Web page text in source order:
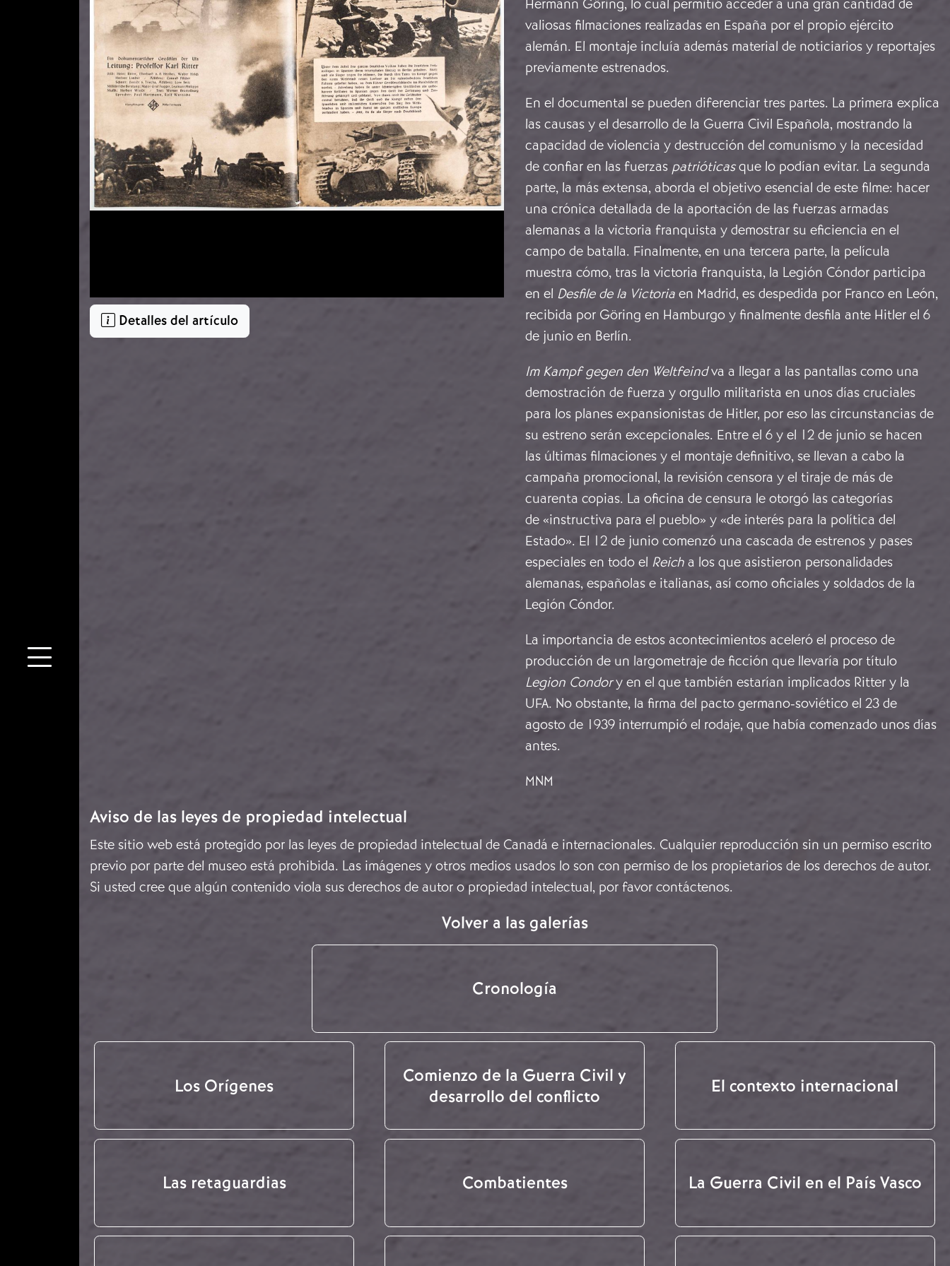
Detalles del artículo
Hermann Göring, lo cual permitió acceder a una gran cantidad de
valiosas filmaciones realizadas en España por el propio ejército
alemán. El montaje incluía además material de noticiarios y reportajes
previamente estrenados.
En el documental se pueden diferenciar tres partes. La primera explica
las causas y el desarrollo de la Guerra Civil Española, mostrando la
capacidad de violencia y destrucción del comunismo y la necesidad
de confiar en las fuerzas patrióticasque lo podían evitar. La segunda
parte, la más extensa, aborda el objetivo esencial de este filme: hacer
una crónica detallada de la aportación de las fuerzas armadas
alemanas a la victoria franquista y demostrar su eficiencia en el
campo de batalla. Finalmente, en una tercera parte, la película
muestra cómo, tras la victoria franquista, la Legión Cóndor participa
en el Desfile de la Victoria en Madrid, es despedida por Franco en León,
recibida por Göring en Hamburgo y finalmente desfila ante Hitler el 6
de junio en Berlín.
Im Kampf gegen den Weltfeindva a llegar a las pantallas como una
demostración de fuerza y orgullo militarista en unos días cruciales
para los planes expansionistas de Hitler, por eso las circunstancias de
su estreno serán excepcionales. Entre el 6 y el 12 de junio se hacen
las últimas filmaciones y el montaje definitivo, se llevan a cabo la
campaña promocional, la revisión censora y el tiraje de más de
cuarenta copias. La oficina de censura le otorgó las categorías
de «instructiva para el pueblo» y «de interés para la política del
Estado». El 12 de junio comenzó una cascada de estrenos y pases
especiales en todo el Reich a los que asistieron personalidades
alemanas, españolas e italianas, así como oficiales y soldados de la
Legión Cóndor.
La importancia de estos acontecimientos aceleró el proceso de
producción de un largometraje de ficción que llevaría por título
Legion Condory en el que también estarían implicados Ritter y la
UFA. No obstante, la firma del pacto germano-soviético el 23 de
agosto de 1939 interrumpió el rodaje, que había comenzado unos días
antes.
MNM
Aviso de las leyes de propiedad intelectual
Este sitio web está protegido por las leyes de propiedad intelectual de Canadá e internacionales. Cualquier reproducción sin un permiso escrito
previo por parte del museo está prohibida. Las imágenes y otros medios usados lo son con permiso de los propietarios de los derechos de autor.
Si usted cree que algún contenido viola sus derechos de autor o propiedad intelectual, por favor contáctenos.
Volver a las galerías
Cronología
Los Orígenes
Comienzo de la Guerra Civil y
desarrollo del conflicto
El contexto internacional
Las retaguardias Combatientes La Guerra Civil en el País Vasco